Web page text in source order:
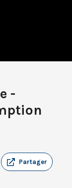
-
Partager